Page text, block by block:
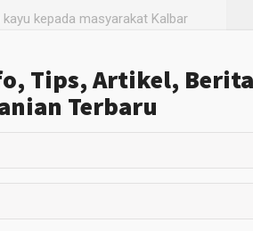
kepada masyarakat Kalbar
dan mengembangkan tungku
masyarakat yang dominan
kayu. Hasil dari tungku cuka
setelah dibakar akan terjadi
Tips, Artikel,
Terbaru